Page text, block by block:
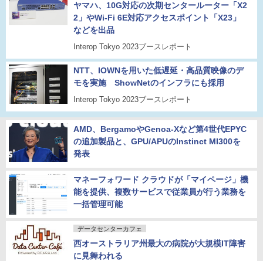
ヤマハ、10G対応の次期センタールーター「X2
2」やWi-Fi 6E対応アクセスポイント「X23」
などを出品
Interop Tokyo 2023ブースレポート
NTT、IOWNを用いた低遅延・高品質映像のデ
モを実施 ShowNetのインフラにも採用
Interop Tokyo 2023ブースレポート
AMD、BergamoやGenoa-Xなど第4世代EPYC
の追加製品と、GPU/APUのInstinct MI300を
発表
マネーフォワード クラウドが「マイページ」機
能を提供、複数サービスで従業員が行う業務を
一括管理可能
データセンターカフェ
西オーストラリア州最大の病院が大規模IT障害
に見舞われる